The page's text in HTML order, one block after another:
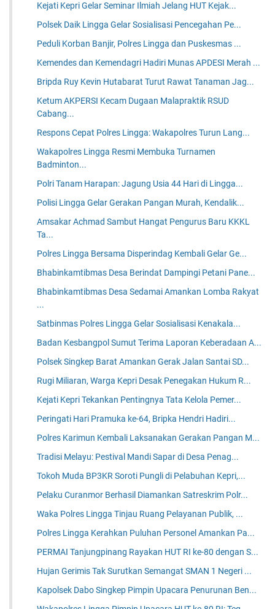
Kejati Kepri Gelar Seminar Ilmiah Jelang HUT Kejak...
Polsek Daik Lingga Gelar Sosialisasi Pencegahan Pe...
Peduli Korban Banjir, Polres Lingga dan Puskesmas ...
Kemendes dan Kemendagri Hadiri Munas APDESI Merah ...
Bripda Ruy Kevin Hutabarat Turut Rawat Tanaman Jag...
Ketum AKPERSI Kecam Dugaan Malapraktik RSUD
Cabang...
Respons Cepat Polres Lingga: Wakapolres Turun Lang...
Wakapolres Lingga Resmi Membuka Turnamen
Badminton...
Polri Tanam Harapan: Jagung Usia 44 Hari di Lingga...
Polisi Lingga Gelar Gerakan Pangan Murah, Kendalik...
Amsakar Achmad Sambut Hangat Pengurus Baru KKKL
Ta...
Polres Lingga Bersama Disperindag Kembali Gelar Ge...
Bhabinkamtibmas Desa Berindat Dampingi Petani Pane...
Bhabinkamtibmas Desa Sedamai Amankan Lomba Rakyat
...
Satbinmas Polres Lingga Gelar Sosialisasi Kenakala...
Badan Kesbangpol Sumut Terima Laporan Keberadaan A...
Polsek Singkep Barat Amankan Gerak Jalan Santai SD...
Rugi Miliaran, Warga Kepri Desak Penegakan Hukum R...
Kejati Kepri Tekankan Pentingnya Tata Kelola Pemer...
Peringati Hari Pramuka ke-64, Bripka Hendri Hadiri...
Polres Karimun Kembali Laksanakan Gerakan Pangan M...
Tradisi Melayu: Pestival Mandi Sapar di Desa Penag...
Tokoh Muda BP3KR Soroti Pungli di Pelabuhan Kepri,...
Pelaku Curanmor Berhasil Diamankan Satreskrim Polr...
Waka Polres Lingga Tinjau Ruang Pelayanan Publik, ...
Polres Lingga Kerahkan Puluhan Personel Amankan Pa...
PERMAI Tanjungpinang Rayakan HUT RI ke-80 dengan S...
Hujan Gerimis Tak Surutkan Semangat SMAN 1 Negeri ...
Kapolsek Dabo Singkep Pimpin Upacara Penurunan Ben...